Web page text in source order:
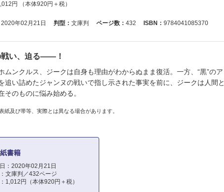
円 （本体920円＋税）
2020年02月21日 判型： 文庫判 ページ数： 432 ISBN： 9784041085370
戦い、迫る――！
ムンクルス、ジークは自身も理由がわからぬまま復活。一方、“黒”のア
追い詰めたジャンヌの戦いで指し示された事実を前に、ジークは人間と
そのものに悩み始める。
紙及び帯等、実際とは異なる場合があります。
紙書籍
：2020年02月21日
文庫判／432ページ
1,012円（本体920円＋税）